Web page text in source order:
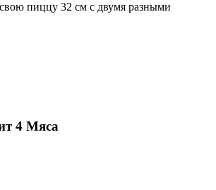
пиццу 32 см с двумя разными
4 Мяса